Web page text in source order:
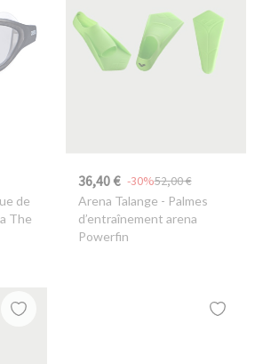
de
The
36,40 € 52,00 €
-30%
Arena Talange - Palmes
d’entraînement arena
Powerfin